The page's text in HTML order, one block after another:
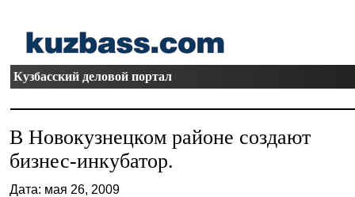
Кузбасский деловой портал
В Новокузнецком районе создают
бизнес-инкубатор.
Дата: мая 26, 2009